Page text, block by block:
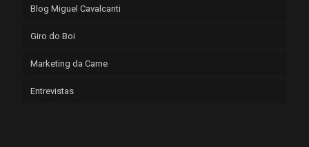
Blog Miguel Cavalcanti
Giro do Boi
Marketing da Carne
Entrevistas